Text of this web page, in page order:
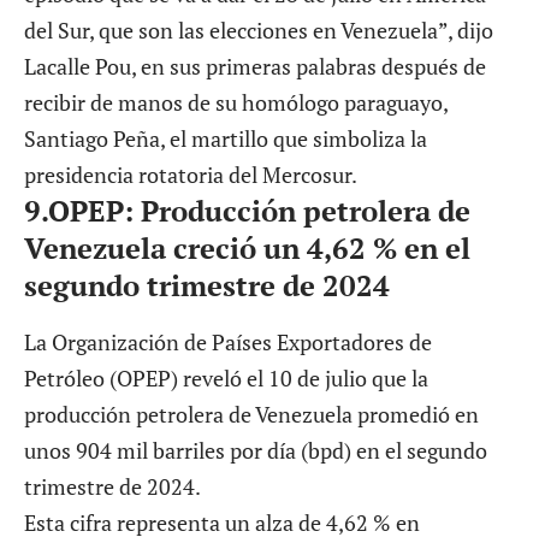
del Sur, que son las elecciones en Venezuela”, dijo
Lacalle Pou, en sus primeras palabras después de
recibir de manos de su homólogo paraguayo,
Santiago Peña, el martillo que simboliza la
presidencia rotatoria del Mercosur.
9.OPEP: Producción petrolera de
Venezuela creció un 4,62 % en el
segundo trimestre de 2024
La Organización de Países Exportadores de
Petróleo (OPEP) reveló el 10 de julio que la
producción petrolera de Venezuela promedió en
unos 904 mil barriles por día (bpd) en el segundo
trimestre de 2024.
Esta cifra representa un alza de 4,62 % en